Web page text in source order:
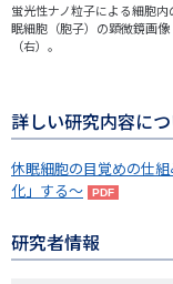
蛍光性ナノ粒子による細胞
眠細胞（胞子）の顕微鏡画
（右）。
詳しい研究内容に
休眠細胞の目覚めの仕
化」する〜
研究者情報